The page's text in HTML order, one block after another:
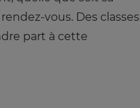
vous. Des classes
part à cette